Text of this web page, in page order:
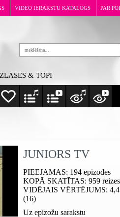
VIDEO IERAKSTU KATALOGS PAR
& TOPI
JUNIORS TV
PIEEJAMAS: 194 epizodes
KOPĀ SKATĪTAS: 959 reizes
VIDĒJAIS VĒRTĒJUMS: 4,4
(16)
Uz epizožu sarakstu